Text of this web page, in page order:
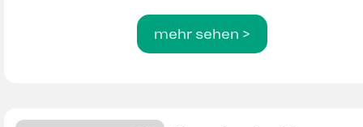
mehr sehen >